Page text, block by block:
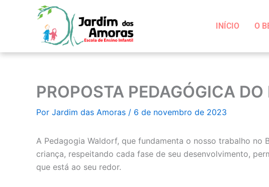
INÍCIO O
PROPOSTA PEDAGÓGICA
Por Jardim das Amoras / 6 de novembro de 2023
A Pedagogia Waldorf, que fundamenta o nosso trabalho
criança, respeitando cada fase de seu desenvolvimento,
que está ao seu redor.